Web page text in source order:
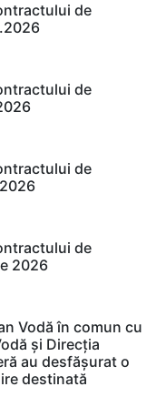
de
de
de
de
2026
Vodă în comun cu
și Direcția
au desfășurat o
destinată